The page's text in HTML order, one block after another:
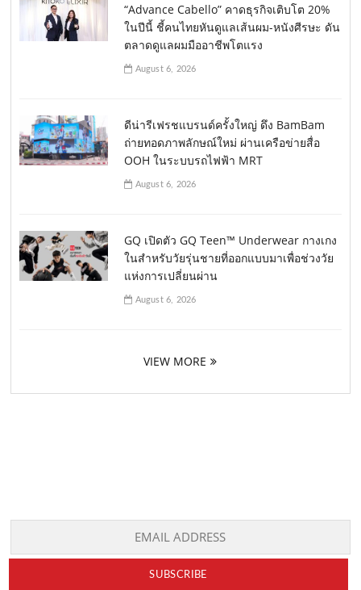
“Advance Cabello” คาดธุรกิจเติบโต 20%
ในปีนี้ ชี้คนไทยหันดูแลเส้นผม-หนังศีรษะ ดัน
ตลาดดูแลผมมืออาชีพโตแรง
August 6, 2026
ดีน่ารีเฟรชแบรนด์ครั้งใหญ่ ดึง BamBam
ถ่ายทอดภาพลักษณ์ใหม่ ผ่านเครือข่ายสื่อ
OOH ในระบบรถไฟฟ้า MRT
August 6, 2026
GQ เปิดตัว GQ Teen™ Underwear กางเกง
ในสำหรับวัยรุ่นชายที่ออกแบบมาเพื่อช่วงวัย
แห่งการเปลี่ยนผ่าน
August 6, 2026
VIEW MORE